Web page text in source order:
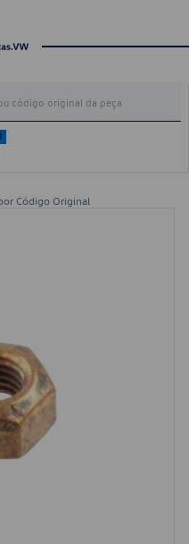
Código Original